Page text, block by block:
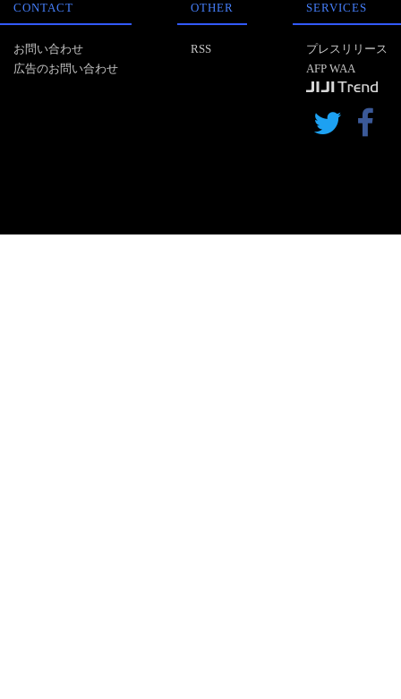
CONTACT
お問い合わせ
広告のお問い合わせ
OTHER
RSS
SERVICES
プレスリリース
AFP WAA